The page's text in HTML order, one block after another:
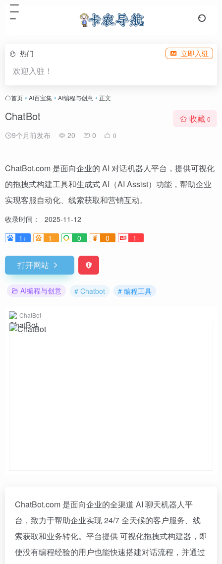
热门 立即入驻
欢迎入驻！
首页 • AI百宝集 • AI编程与创意 • 正文
ChatBot
9个月前发布 20 0 0
收藏 0
ChatBot.com 是面向企业的 AI 对话机器人平台，提供可视化
的拖拽式构建工具和生成式 AI（AI Assist）功能，帮助企业
实现客服自动化、线索获取和营销互动。
收录时间：
2025-11-12
1+
1- 0 0 1-
打开网站
AI编程与创意 # Chatbot # 编程工具
ChatBot
ChatBot.com 是面向企业的全渠道 AI 聊天机器人平
台，致力于帮助企业实现 24/7 全天候的客户服务、线
索获取和业务转化。平台提供 可视化拖拽式构建器，即
使没有编程经验的用户也能快速搭建对话流程，并通过